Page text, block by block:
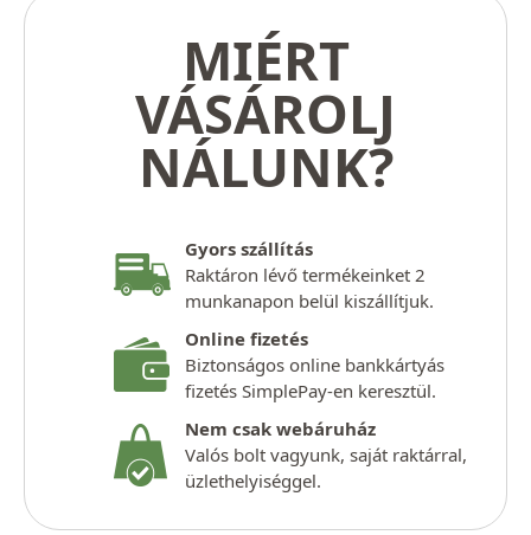
MIÉRT
VÁSÁROLJ
NÁLUNK?
Gyors szállítás
Raktáron lévő termékeinket 2
munkanapon belül kiszállítjuk.
Online fizetés
Biztonságos online bankkártyás
fizetés SimplePay-en keresztül.
Nem csak webáruház
Valós bolt vagyunk, saját raktárral,
üzlethelyiséggel.